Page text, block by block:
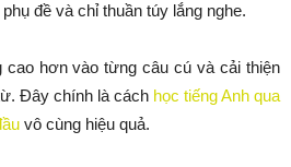
đề và chỉ thuần túy lắng nghe.
cao hơn vào từng câu cú và cải thiện
Đây chính là cách học tiếng Anh qua
vô cùng hiệu quả.